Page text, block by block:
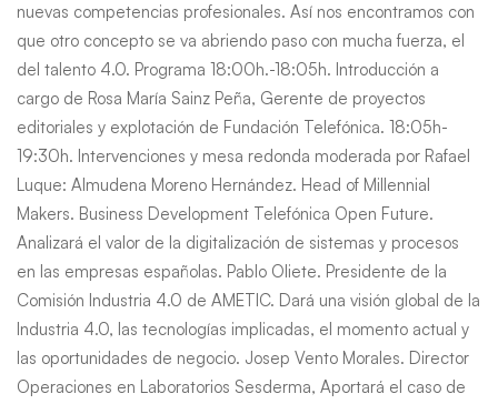
nuevas competencias profesionales. Así nos encontramos con
que otro concepto se va abriendo paso con mucha fuerza, el
del talento 4.0. Programa 18:00h.-18:05h. Introducción a
cargo de Rosa María Sainz Peña, Gerente de proyectos
editoriales y explotación de Fundación Telefónica. 18:05h-
19:30h. Intervenciones y mesa redonda moderada por Rafael
Luque: Almudena Moreno Hernández. Head of Millennial
Makers. Business Development Telefónica Open Future.
Analizará el valor de la digitalización de sistemas y procesos
en las empresas españolas. Pablo Oliete. Presidente de la
Comisión Industria 4.0 de AMETIC. Dará una visión global de la
Industria 4.0, las tecnologías implicadas, el momento actual y
las oportunidades de negocio. Josep Vento Morales. Director
Operaciones en Laboratorios Sesderma, Aportará el caso de